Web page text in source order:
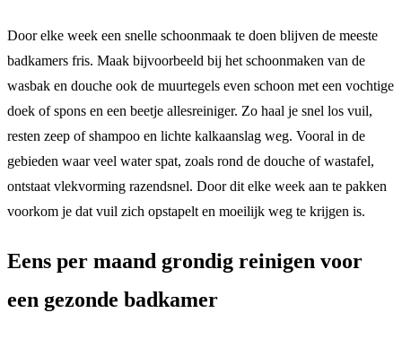
Door elke week een snelle schoonmaak te doen blijven de meeste
badkamers fris. Maak bijvoorbeeld bij het schoonmaken van de
wasbak en douche ook de muurtegels even schoon met een vochtige
doek of spons en een beetje allesreiniger. Zo haal je snel los vuil,
resten zeep of shampoo en lichte kalkaanslag weg. Vooral in de
gebieden waar veel water spat, zoals rond de douche of wastafel,
ontstaat vlekvorming razendsnel. Door dit elke week aan te pakken
voorkom je dat vuil zich opstapelt en moeilijk weg te krijgen is.
Eens per maand grondig reinigen voor
een gezonde badkamer